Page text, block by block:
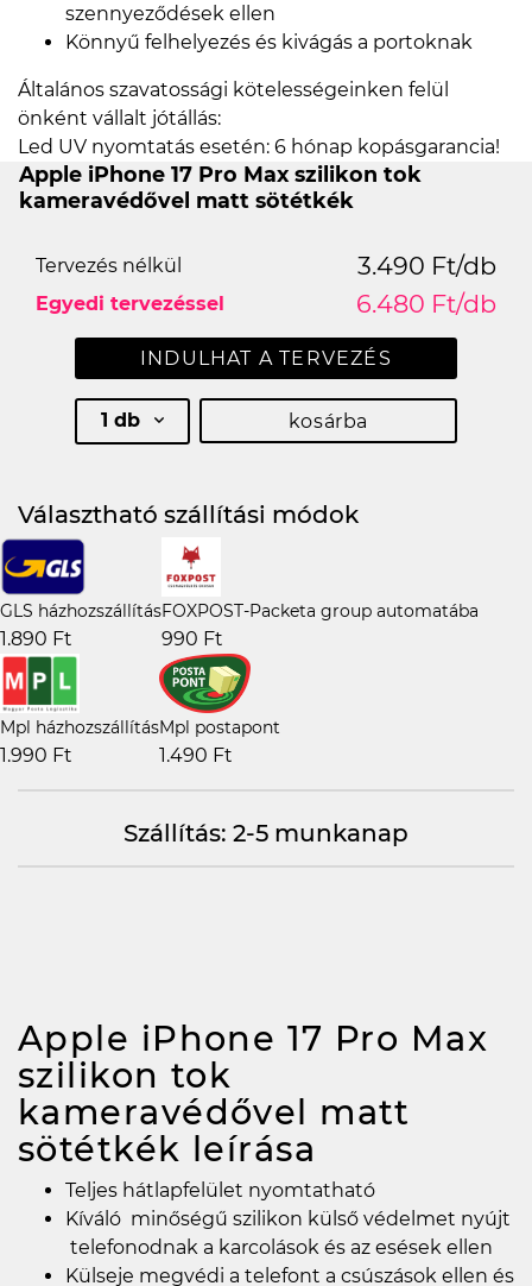
szennyeződések ellen
Könnyű felhelyezés és kivágás a portoknak
Általános szavatossági kötelességeinken felül
önként vállalt jótállás:
Led UV nyomtatás esetén: 6 hónap kopásgarancia!
Apple iPhone 17 Pro Max szilikon tok
kameravédővel matt sötétkék
Tervezés nélkül 3.490 Ft/db
Egyedi tervezéssel 6.480 Ft/db
INDULHAT A TERVEZÉS
1 db kosárba
Választható szállítási módok
GLS házhozszállítás
1.890 Ft
FOXPOST-Packeta group automatába
990 Ft
Mpl házhozszállítás
1.990 Ft
Mpl postapont
1.490 Ft
Szállítás: 2-5 munkanap
Apple iPhone 17 Pro Max
szilikon tok
kameravédővel matt
sötétkék leírása
Teljes hátlapfelület nyomtatható
Kíváló minőségű szilikon külső védelmet nyújt
telefonodnak a karcolások és az esések ellen
Külseje megvédi a telefont a csúszások ellen és